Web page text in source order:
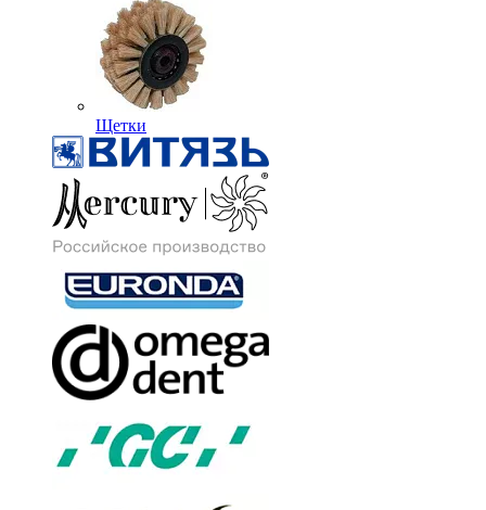
Щетки